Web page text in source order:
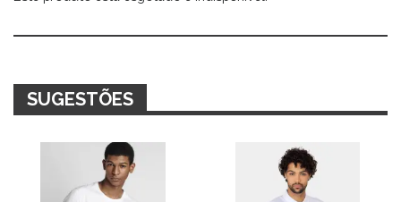
Alternative:
SUGESTÕES